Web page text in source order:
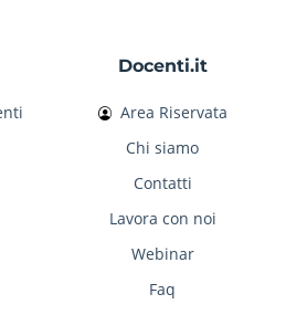
Docenti.it
Area Riservata
Chi siamo
Contatti
Lavora con noi
Webinar
Faq